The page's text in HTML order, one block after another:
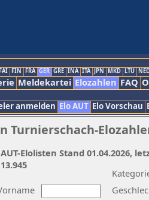
FIN FRA GER GRE INA ITA JPN MKD LTU
Meldekartei Elozahlen FAQ
anmelden Elo AUT Elo Vorschau
AUT-Elolisten Stand 01.04.2026,
13.945